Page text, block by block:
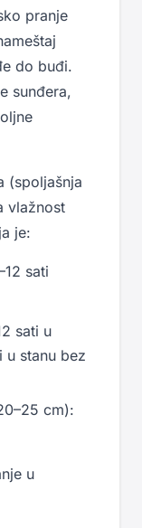
pranje
do buđi.
sunđera,
(spoljašnja
vlažnost
je:
sati
sati u
u stanu bez
cm):
u